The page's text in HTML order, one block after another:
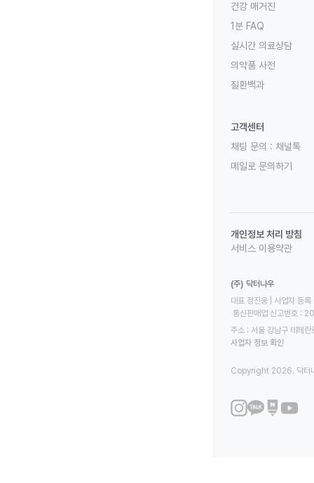
건강 매거진
1분 FAQ
실시간 의료상담
의약품 사전
질환백과
고객센터
채팅 문의 : 채널톡
메일로 문의하기
개인정보 처리 방침
서비스 이용약관
(주) 닥터나우
대표 정진웅 | 사업자
통신판매업 신고번호
주소 : 서울 강남구 테헤
사업자 정보 확인
Copyright 2026. 닥터